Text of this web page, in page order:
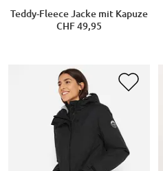
Teddy-Fleece Jacke mit Kapuze
CHF 49,95